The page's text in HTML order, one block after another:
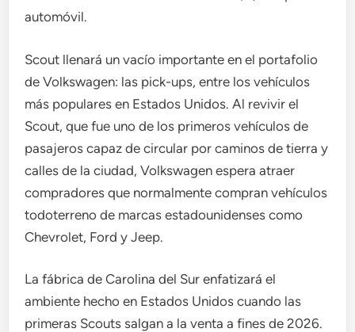
automóvil.
Scout llenará un vacío importante en el portafolio
de Volkswagen: las pick-ups, entre los vehículos
más populares en Estados Unidos. Al revivir el
Scout, que fue uno de los primeros vehículos de
pasajeros capaz de circular por caminos de tierra y
calles de la ciudad, Volkswagen espera atraer
compradores que normalmente compran vehículos
todoterreno de marcas estadounidenses como
Chevrolet, Ford y Jeep.
La fábrica de Carolina del Sur enfatizará el
ambiente hecho en Estados Unidos cuando las
primeras Scouts salgan a la venta a fines de 2026.